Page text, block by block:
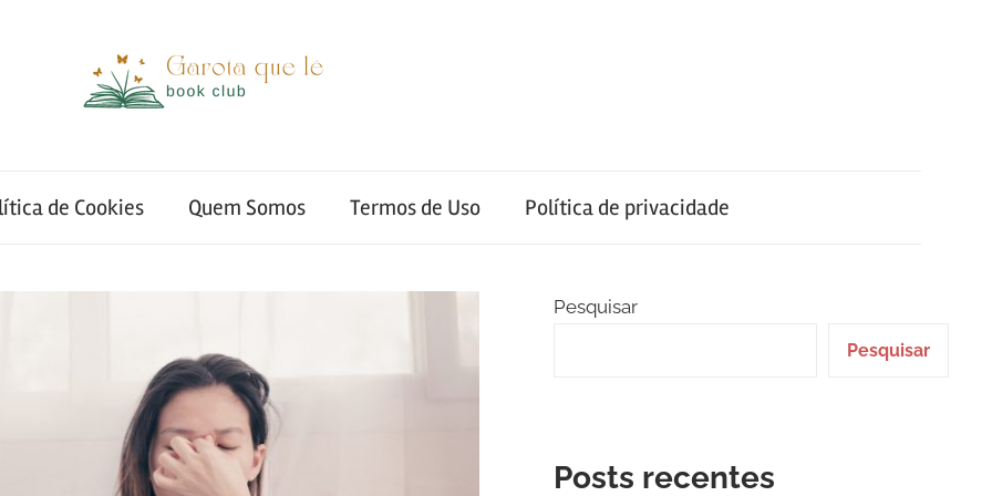
de Cookies Quem Somos Termos de Uso Política de privacidade
Pesquisar
Pesquisar
Posts recentes